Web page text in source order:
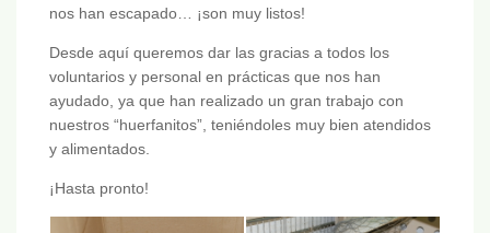
nos han escapado… ¡son muy listos!
Desde aquí queremos dar las gracias a todos los
voluntarios y personal en prácticas que nos han
ayudado, ya que han realizado un gran trabajo con
nuestros “huerfanitos”, teniéndoles muy bien atendidos
y alimentados.
¡Hasta pronto!